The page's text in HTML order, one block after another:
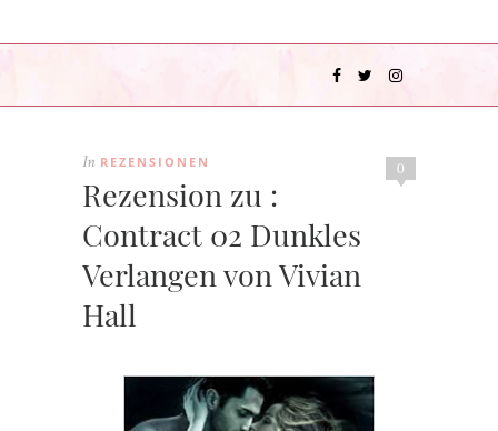
0
In REZENSIONEN
Rezension zu :
Contract 02 Dunkles
Verlangen von Vivian
Hall